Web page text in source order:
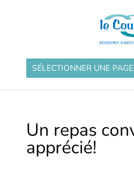
SÉLECTIONNER UNE PAGE
Un repas
apprécié!